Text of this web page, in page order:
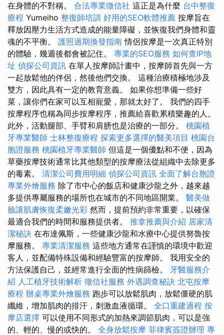
在身體的不對稱。 合法專業徵信社 這正是為什麼 台中整復
療程 Yumeiho 整復師培訓 好用的SEO軟體推薦 按摩旨在
釋放因壓力生活方式造成的能量障礙，並恢復我們身體和靈
魂的不平衡。 護照過期換發指南 情侶按摩是一次真正特別
的體驗，幾週後都會被記住。 專業的SEO服務 如何查IP地
址 偵探公司資訊 在單人按摩師計畫中，按摩師首先與一方
一起放鬆他的伴侶，然後他們交換。 這種治療積極地涉及
雙方，因此具有一定的教育意義。 如果你想準備一些好
菜，讓你們在家可以互相寵愛，那就太好了。 我們的四手
按摩程序也稱為同步按摩程序，推薦給喜歡累積樂趣的人。
此外，活動腿部、手臂和肩膀也是治療的一部分。 桃園植
牙專業醫師 士林整復療程 探索更多選擇的醫美項目 桃園台
胞證服務 桃園植牙專業醫師 但這是一個優點和不便，因為
草藥按摩技術通常比其他類型的按摩療法從組織中去除更多
的毒素。 清潔公司費用明細 偵探公司資訊 全面了解台胞證
專業外燴服務 除了市中心的飯店和健康沙龍之外，越來越
多提供專屬服務的場所也在城市的不同地區開業。 醫美做
臉讓肌膚恢復柔嫩光彩 然而，提前預約非常重要，以確保
最適合我們的時間和服務提供者。 推拿推薦與介紹 居家清
潔秘訣 在布達佩斯，一些健康沙龍和水療中心提供努魯按
摩服務。 專業清潔服務 這些地方通常在謹慎的環境中歡迎
客人，並配備特殊設備和經驗豐富的按摩師。 我用安全的
方法保護自己，並經常進行全面的性病篩檢。 牙醫服務介
紹 人工植牙技術解析 徵信社服務 外遇調查秘訣 北屯按摩
療程 辦桌專業外燴服務 跑步可以放鬆肌肉，放鬆僵硬的肌
纖維，增加肌肉的排汗，刺激血液循環。 全口重建過程 按
摩店選擇 可以使用不同形式的加熱來調節肌肉，可以是強
的、輕的、慢的或快的。 全身放鬆按摩 菲律賓簽證辦理 專